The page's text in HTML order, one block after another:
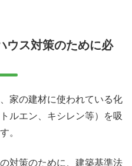
ウス対策のために必
家の建材に使われている化
ルエン、キシレン等）を吸
。
対策のために、建築基準法